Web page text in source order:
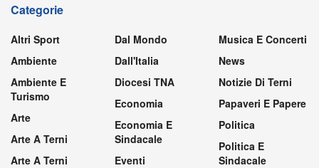
Categorie
Altri Sport
Ambiente
Ambiente E
Turismo
Arte
Arte A Terni
Arte A Terni
Dal Mondo
Dall'Italia
Diocesi TNA
Economia
Economia E
Sindacale
Eventi
Musica E Concerti
News
Notizie Di Terni
Papaveri E Papere
Politica
Politica E
Sindacale